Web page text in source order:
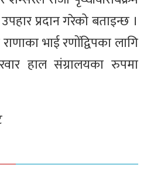
प्रदान गरेको बताइन्छ ।
भाई रणोंद्विपका लागि
हाल संग्रालयका रुपमा